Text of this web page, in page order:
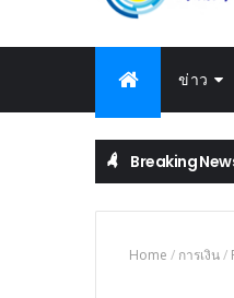
ข่าว
Breaking
Home / การเงิน/